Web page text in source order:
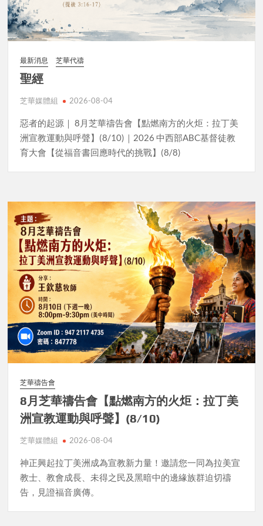
最新消息 芝華代禱
聖經
芝華媒體組 2026-08-04
惡者的起源｜ 8月芝華禱告會【點燃南方的火炬：拉丁美
洲宣教運動與呼聲】(8/10)｜2026 中西部ABC基督徒教
育大會【從福音書回應時代的挑戰】(8/8)
芝華禱告會
8月芝華禱告會【點燃南方的火炬：拉丁美
洲宣教運動與呼聲】(8/10)
芝華媒體組 2026-08-04
神正興起拉丁美洲成為宣教新力量！邀請您一同為拉美宣
教士、教會成長、未得之民及黑暗中的邊緣族群迫切禱
告，見證福音廣傳。